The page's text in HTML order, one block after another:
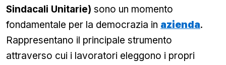
Sindacali Unitarie) sono un momento
fondamentale per la democrazia in azienda.
Rappresentano il principale strumento
attraverso cui i lavoratori eleggono i propri